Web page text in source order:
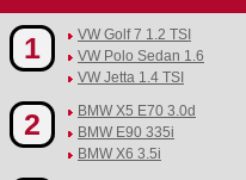
1
VW Golf 7 1.2 TSI
VW Polo Sedan 1.6
VW Jetta 1.4 TSI
2
BMW X5 E70 3.0d
BMW E90 335i
BMW X6 3.5i